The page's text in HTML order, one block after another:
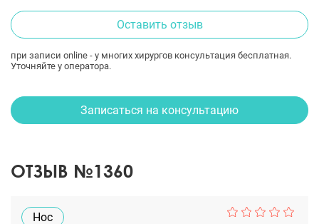
Оставить отзыв
при записи online - у многих хирургов консультация бесплатная.
Уточняйте у оператора.
Записаться на консультацию
ОТЗЫВ №1360
Нос